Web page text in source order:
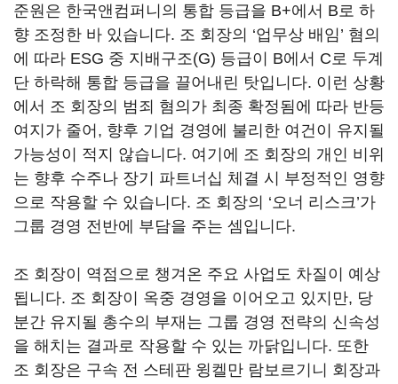
준원은 한국앤컴퍼니의 통합 등급을 B+에서 B로 하
향 조정한 바 있습니다. 조 회장의 ‘업무상 배임’ 혐의
에 따라 ESG 중 지배구조(G) 등급이 B에서 C로 두계
단 하락해 통합 등급을 끌어내린 탓입니다. 이런 상황
에서 조 회장의 범죄 혐의가 최종 확정됨에 따라 반등
여지가 줄어 , 향후 기업 경영에 불리한 여건이 유지될
가능성이 적지 않습니다. 여기에 조 회장의 개인 비위
는 향후 수주나 장기 파트너십 체결 시 부정적인 영향
으로 작용할 수 있습니다. 조 회장의 ‘오너 리스크’가
그룹 경영 전반에 부담을 주는 셈입니다.
조 회장이 역점으로 챙겨온 주요 사업도 차질이 예상
됩니다. 조 회장이 옥중 경영을 이어오고 있지만, 당
분간 유지될 총수의 부재는 그룹 경영 전략의 신속성
을 해치는 결과로 작용할 수 있는 까닭입니다. 또한
조 회장은 구속 전 스테판 윙켈만 람보르기니 회장과